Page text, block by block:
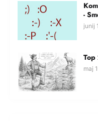
-
junij
maj